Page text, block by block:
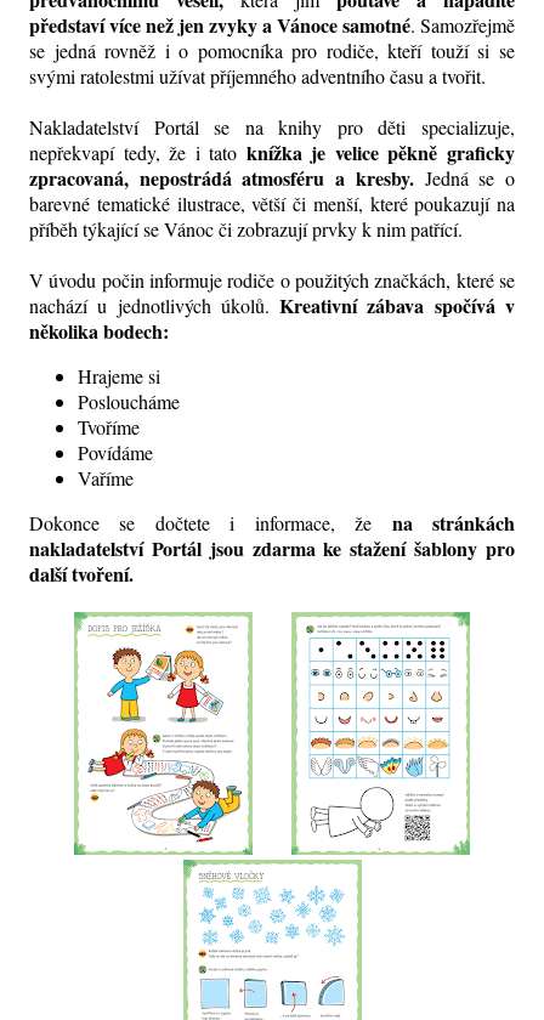
představí více než jen zvyky a Vánoce samotné. Samozřejmě
se jedná rovněž i o pomocníka pro rodiče, kteří touží si se
svými ratolestmi užívat příjemného adventního času a tvořit.
Nakladatelství Portál se na knihy pro děti specializuje,
nepřekvapí tedy, že i tato knížka je velice pěkně graficky
zpracovaná, nepostrádá atmosféru a kresby. Jedná se o
barevné tematické ilustrace, větší či menší, které poukazují na
příběh týkající se Vánoc či zobrazují prvky k nim patřící.
V úvodu počin informuje rodiče o použitých značkách, které se
nachází u jednotlivých úkolů.Kreativní zábava spočívá v
několika bodech:
Hrajeme si
Posloucháme
Tvoříme
Povídáme
Vaříme
Dokonce se dočtete i informace, že na stránkách
nakladatelství Portál jsou zdarma ke stažení šablony pro
další tvoření.